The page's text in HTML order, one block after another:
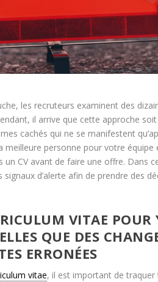
les recruteurs examinent des
il arrive que cette approche
cachés qui ne se manifestent
meilleure personne pour votre
un CV avant de faire une offre. Dans
d’alerte afin de prendre des
VITAE POUR
QUE DES
ERRONÉES
vitae, il est important de traquer